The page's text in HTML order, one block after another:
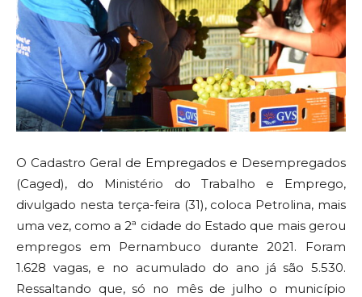
O Cadastro Geral de Empregados e Desempregados
(Caged), do Ministério do Trabalho e Emprego,
divulgado nesta terça-feira (31), coloca Petrolina, mais
uma vez, como a 2ª cidade do Estado que mais gerou
empregos em Pernambuco durante 2021. Foram
1.628 vagas, e no acumulado do ano já são 5.530.
Ressaltando que, só no mês de julho o município